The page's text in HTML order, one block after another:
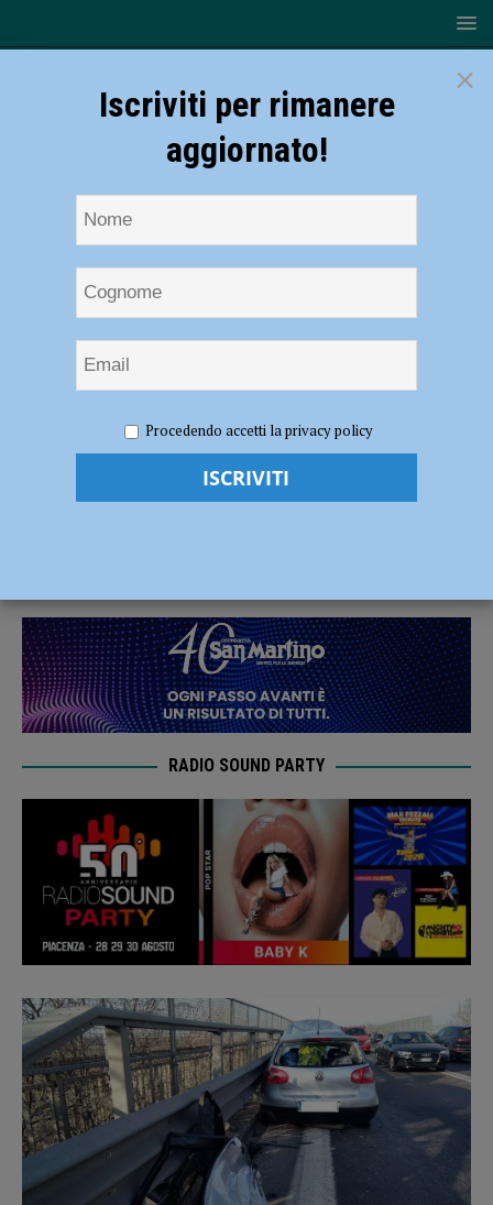
un’auto e un tir in tangenziale, un ferito grave – FOTO
Schianto tra un’auto e un tir in
RADIO SOUND PARTY
×
Iscriviti per rimanere
aggiornato!
Procedendo accetti la privacy policy